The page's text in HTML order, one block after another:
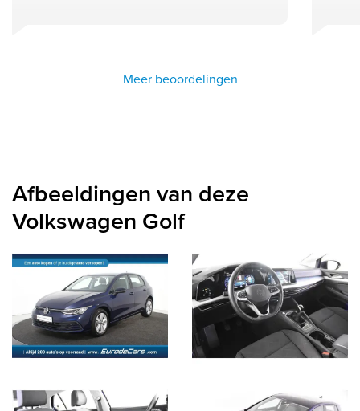
Meer beoordelingen
Afbeeldingen van deze
Volkswagen Golf